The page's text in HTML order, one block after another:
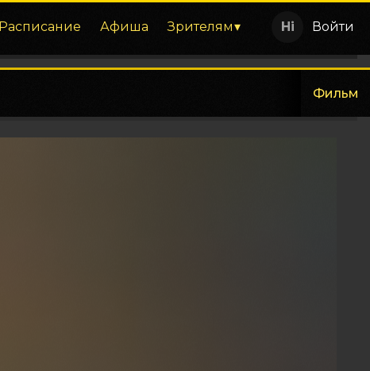
Расписание Афиша Зрителям Войти
Фильм